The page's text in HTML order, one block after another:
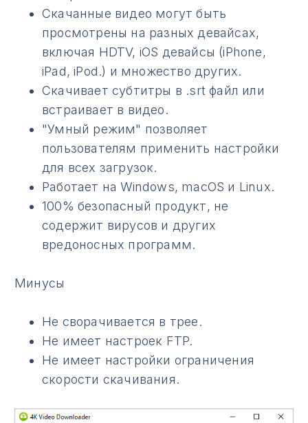
Скачанные видео могут быть
просмотрены на разных девайсах,
включая HDTV, iOS девайсы (iPhone,
iPad, iPod.) и множество других.
Скачивает субтитры в .srt файл или
встраивает в видео.
"Умный режим" позволяет
пользователям применить настройки
для всех загрузок.
Работает на Windows, macOS и Linux.
100% безопасный продукт, не
содержит вирусов и других
вредоносных программ.
Минусы
Не сворачивается в трее.
Не имеет настроек FTP.
Не имеет настройки ограничения
скорости скачивания.